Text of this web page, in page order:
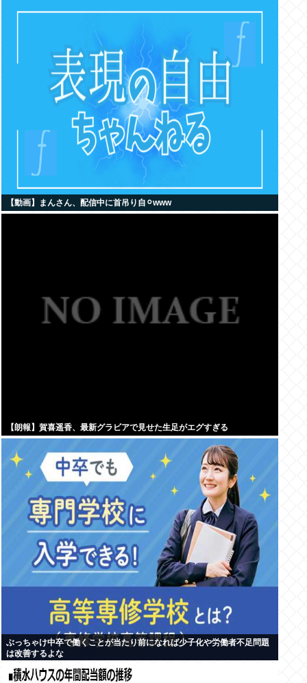
【動画】まんさん、配信中に首吊り自⚪︎www
【朗報】賀喜遥香、最新グラビアで見せた生足がエグすぎる
ぶっちゃけ中卒で働くことが当たり前になれば少子化や労働者不足問題
は改善するよな